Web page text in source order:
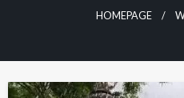
HOMEPAGE